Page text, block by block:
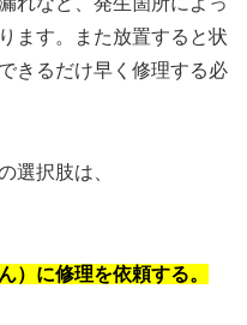
ます。また放置すると状
きるだけ早く修理する必
選択肢は、
）に修理を依頼する。